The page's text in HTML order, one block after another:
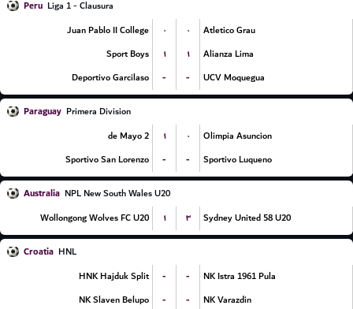
Peru Liga 1 - Clausura
Juan Pablo II College
۰ ۰
Atletico Grau
Sport Boys
۱ ۱
Alianza Lima
Deportivo Garcilaso
- - UCV Moquegua
Paraguay Primera Division
2 de Mayo
۱ ۰
Olimpia Asuncion
Sportivo San Lorenzo
- - Sportivo Luqueno
Australia NPL New South Wales U20
Wollongong Wolves FC U20
۱ ۳ Sydney United 58 U20
Croatia HNL
HNK Hajduk Split
- -
NK Istra 1961 Pula
NK Slaven Belupo
- - NK Varazdin